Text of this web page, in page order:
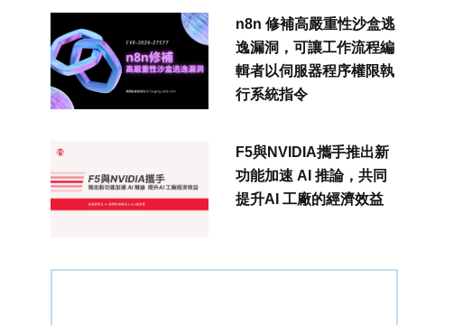
n8n 修補高嚴重性沙盒逃
逸漏洞，可讓工作流程編
輯者以伺服器程序權限執
行系統指令
F5與NVIDIA攜手推出新
功能加速 AI 推論，共同
提升AI 工廠的經濟效益